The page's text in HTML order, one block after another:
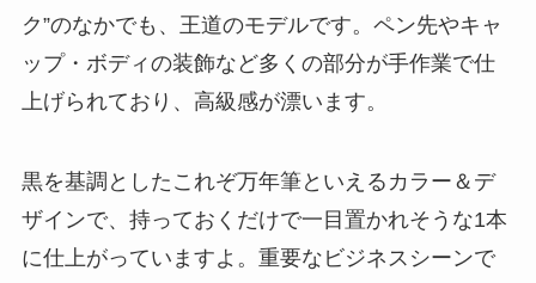
ク”のなかでも、王道のモデルです。ペン先やキャ
ップ・ボディの装飾など多くの部分が手作業で仕
上げられており、高級感が漂います。
黒を基調としたこれぞ万年筆といえるカラー＆デ
ザインで、持っておくだけで一目置かれそうな1本
に仕上がっていますよ。重要なビジネスシーンで